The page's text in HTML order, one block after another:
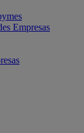
Empresas